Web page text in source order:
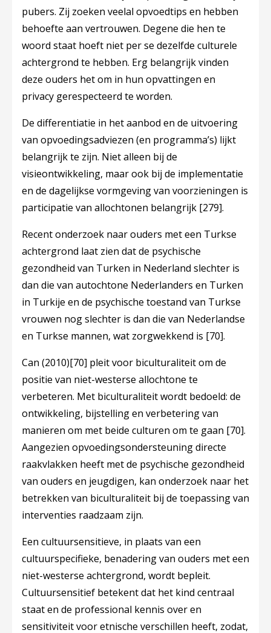
pubers. Zij zoeken veelal opvoedtips en hebben
behoefte aan vertrouwen. Degene die hen te
woord staat hoeft niet per se dezelfde culturele
achtergrond te hebben. Erg belangrijk vinden
deze ouders het om in hun opvattingen en
privacy gerespecteerd te worden.
De differentiatie in het aanbod en de uitvoering
van opvoedingsadviezen (en programma’s) lijkt
belangrijk te zijn. Niet alleen bij de
visieontwikkeling, maar ook bij de implementatie
en de dagelijkse vormgeving van voorzieningen is
participatie van allochtonen belangrijk [279].
Recent onderzoek naar ouders met een Turkse
achtergrond laat zien dat de psychische
gezondheid van Turken in Nederland slechter is
dan die van autochtone Nederlanders en Turken
in Turkije en de psychische toestand van Turkse
vrouwen nog slechter is dan die van Nederlandse
en Turkse mannen, wat zorgwekkend is [70].
Can (2010)[70] pleit voor biculturaliteit om de
positie van niet-westerse allochtone te
verbeteren. Met biculturaliteit wordt bedoeld: de
ontwikkeling, bijstelling en verbetering van
manieren om met beide culturen om te gaan [70].
Aangezien opvoedingsondersteuning directe
raakvlakken heeft met de psychische gezondheid
van ouders en jeugdigen, kan onderzoek naar het
betrekken van biculturaliteit bij de toepassing van
interventies raadzaam zijn.
Een cultuursensitieve, in plaats van een
cultuurspecifieke, benadering van ouders met een
niet-westerse achtergrond, wordt bepleit.
Cultuursensitief betekent dat het kind centraal
staat en de professional kennis over en
sensitiviteit voor etnische verschillen heeft, zodat,